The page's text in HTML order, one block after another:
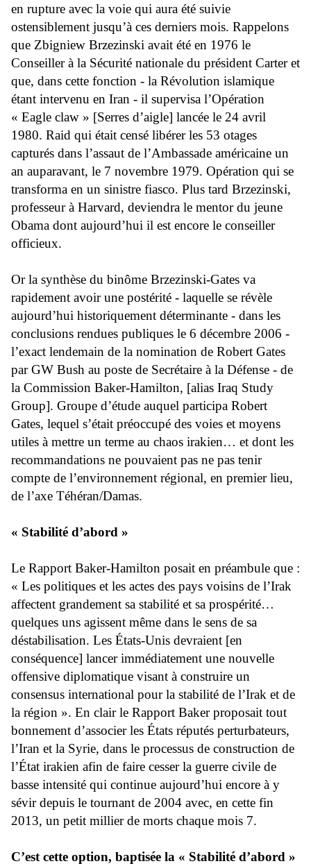
en rupture avec la voie qui aura été suivie
ostensiblement jusqu’à ces derniers mois. Rappelons
que Zbigniew Brzezinski avait été en 1976 le
Conseiller à la Sécurité nationale du président Carter et
que, dans cette fonction - la Révolution islamique
étant intervenu en Iran - il supervisa l’Opération
« Eagle claw » [Serres d’aigle] lancée le 24 avril
1980. Raid qui était censé libérer les 53 otages
capturés dans l’assaut de l’Ambassade américaine un
an auparavant, le 7 novembre 1979. Opération qui se
transforma en un sinistre fiasco. Plus tard Brzezinski,
professeur à Harvard, deviendra le mentor du jeune
Obama dont aujourd’hui il est encore le conseiller
officieux.
Or la synthèse du binôme Brzezinski-Gates va
rapidement avoir une postérité - laquelle se révèle
aujourd’hui historiquement déterminante - dans les
conclusions rendues publiques le 6 décembre 2006 -
l’exact lendemain de la nomination de Robert Gates
par GW Bush au poste de Secrétaire à la Défense - de
la Commission Baker-Hamilton, [alias Iraq Study
Group]. Groupe d’étude auquel participa Robert
Gates, lequel s’était préoccupé des voies et moyens
utiles à mettre un terme au chaos irakien… et dont les
recommandations ne pouvaient pas ne pas tenir
compte de l’environnement régional, en premier lieu,
de l’axe Téhéran/Damas.
« Stabilité d’abord »
Le Rapport Baker-Hamilton posait en préambule que :
« Les politiques et les actes des pays voisins de l’Irak
affectent grandement sa stabilité et sa prospérité…
quelques uns agissent même dans le sens de sa
déstabilisation. Les États-Unis devraient [en
conséquence] lancer immédiatement une nouvelle
offensive diplomatique visant à construire un
consensus international pour la stabilité de l’Irak et de
la région ». En clair le Rapport Baker proposait tout
bonnement d’associer les États réputés perturbateurs,
l’Iran et la Syrie, dans le processus de construction de
l’État irakien afin de faire cesser la guerre civile de
basse intensité qui continue aujourd’hui encore à y
sévir depuis le tournant de 2004 avec, en cette fin
2013, un petit millier de morts chaque mois 7.
C’est cette option, baptisée la « Stabilité d’abord »